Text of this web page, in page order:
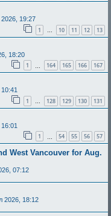
2026, 19:27
1 … 10 11 12 13
18:20
1 164 165 166 167
1 … 128 129 130 131
1 54 55 56 57
West Vancouver for Aug.
07:12
2026, 18:12